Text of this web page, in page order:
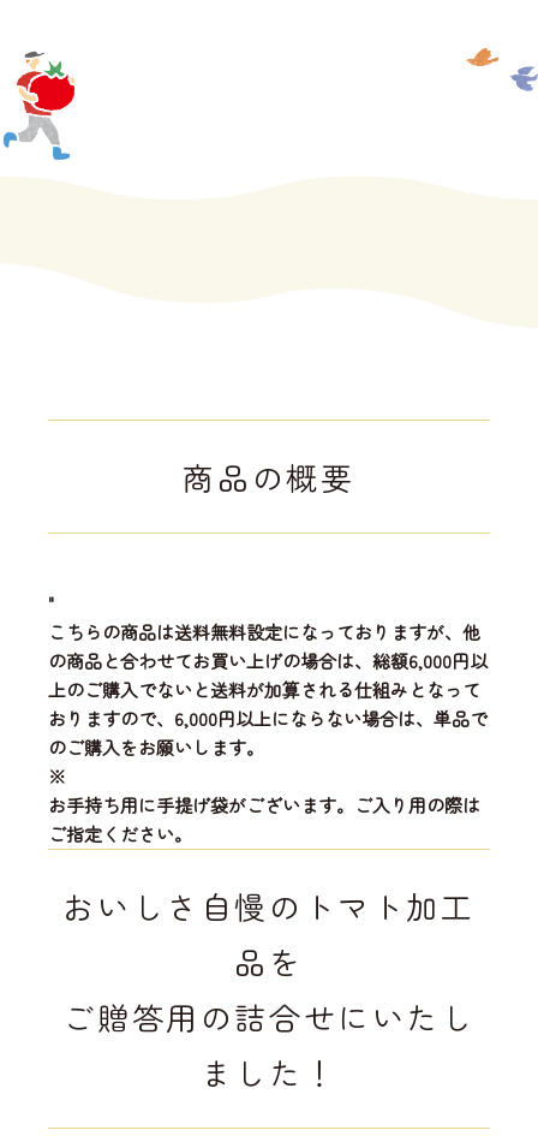
商品の概要
"
こちらの商品は送料無料設定になっておりますが、他
の商品と合わせてお買い上げの場合は、総額6,000円以
上のご購入でないと送料が加算される仕組みとなって
おりますので、6,000円以上にならない場合は、単品で
のご購入をお願いします。
※
お手持ち用に手提げ袋がございます。ご入り用の際は
ご指定ください。
おいしさ自慢のトマト加工
品を
ご贈答用の詰合せにいたし
ました！